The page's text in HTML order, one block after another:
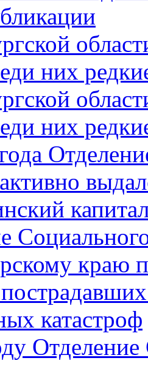
них
них
краю
катастроф